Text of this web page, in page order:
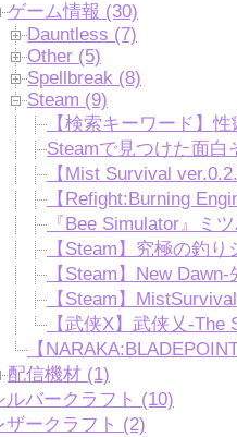
ゲーム情報 (30)
Dauntless (7)
Other (5)
Spellbreak (8)
Steam (9)
【検索キーワード】性
Steamで見つけた面白
【Mist Survival
【Refight:Burning
『Bee Simulator』ミ
【Steam】究極の釣
【Steam】New
【Steam】
【武侠X】武侠乂-
【
配信機材 (1)
ルバークラフト (10)
ザークラフト (2)